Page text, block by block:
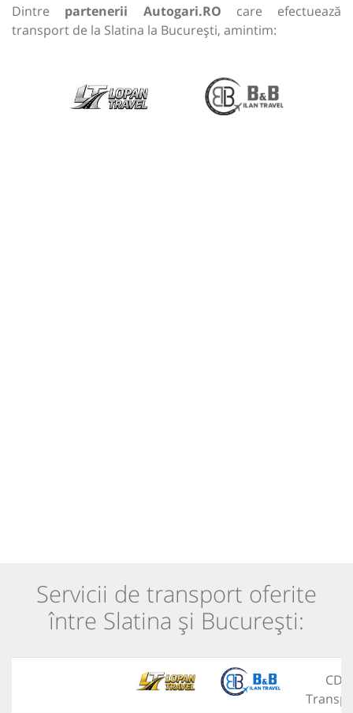
Dintre partenerii Autogari.RO care efectuează
transport de la Slatina la București, amintim:
Servicii de transport oferite
între Slatina și București:
CDI